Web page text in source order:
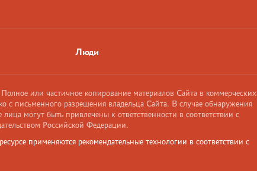
Люди
или частичное копирование материалов Сайта в коммерческих
с письменного разрешения владельца Сайта. В случае обнаружения
могут быть привлечены к ответственности в соответствии с
Российской Федерации.
применяются рекомендательные технологии в соответствии с